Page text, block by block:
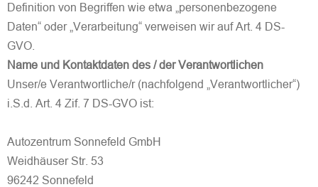
Definition von Begriffen wie etwa „personenbezogene
Daten“ oder „Verarbeitung“ verweisen wir auf Art. 4 DS-
GVO.
Name und Kontaktdaten des / der Verantwortlichen
Unser/e Verantwortliche/r (nachfolgend „Verantwortlicher“)
i.S.d. Art. 4 Zif. 7 DS-GVO ist:
Autozentrum Sonnefeld GmbH
Weidhäuser Str. 53
96242 Sonnefeld